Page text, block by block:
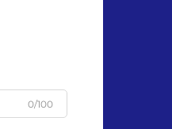
0/100